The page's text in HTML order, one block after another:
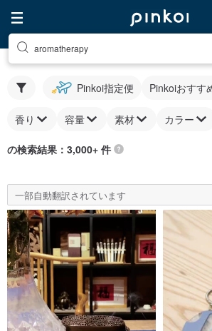
aromatherapy
Pinkoi指定便 Pinkoiおすす
香り 容量 素材 カラー
の検索結果：3,000+ 件
一部自動翻訳されています